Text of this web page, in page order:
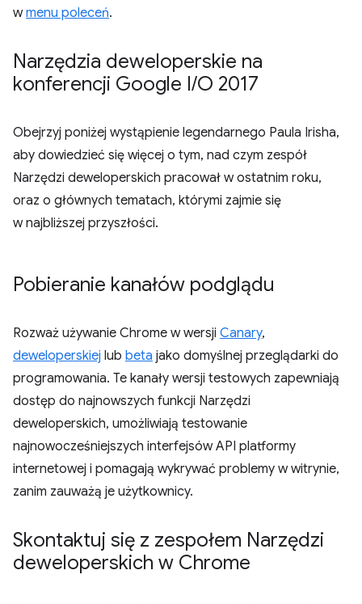
wmenu poleceń.
Narzędzia deweloperskie na
konferencji Google I/O 2017
Obejrzyj poniżej wystąpienie legendarnego Paula Irisha,
aby dowiedzieć się więcej o tym, nad czym zespół
Narzędzi deweloperskich pracował w ostatnim roku,
oraz o głównych tematach, którymi zajmie się
w najbliższej przyszłości.
Pobieranie kanałów podglądu
Rozważ używanie Chrome w wersji Canary,
deweloperskiej lub beta jako domyślnej przeglądarki do
programowania. Te kanały wersji testowych zapewniają
dostęp do najnowszych funkcji Narzędzi
deweloperskich, umożliwiają testowanie
najnowocześniejszych interfejsów API platformy
internetowej i pomagają wykrywać problemy w witrynie,
zanim zauważą je użytkownicy.
Skontaktuj się z zespołem Narzędzi
deweloperskich w Chrome